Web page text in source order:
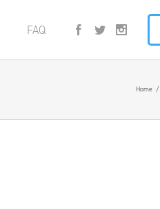
FAQ
Home /